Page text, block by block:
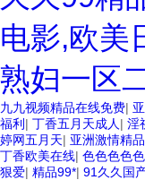
电影,欧美
熟妇一区
九九视频精品在线免费|
福利 | 丁香五月天成人 | 淫
婷网五月天| 亚洲激情精品
丁香欧美在线| 色色色色
狠爱| 精品99*| 91久久国